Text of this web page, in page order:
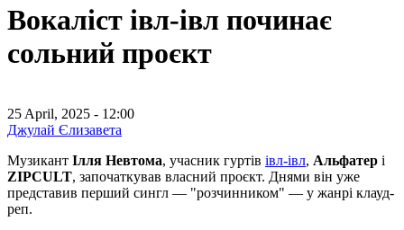
Вокаліст івл-івл починає
сольний проєкт
25 April, 2025 - 12:00
Джулай Єлизавета
Музикант Ілля Невтома, учасник гуртів івл-івл, Альфатер і
ZIPCULT, започаткував власний проєкт. Днями він уже
представив перший сингл — "розчинником" — у жанрі клауд-
реп.